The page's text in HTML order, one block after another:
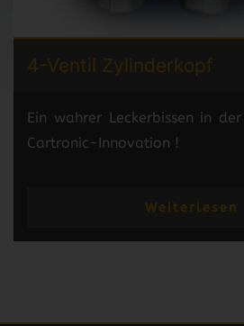
4-Ventil Zylinderkopf
Ein wahrer Leckerbissen in
Cartronic-Innovation !
Weiterlesen